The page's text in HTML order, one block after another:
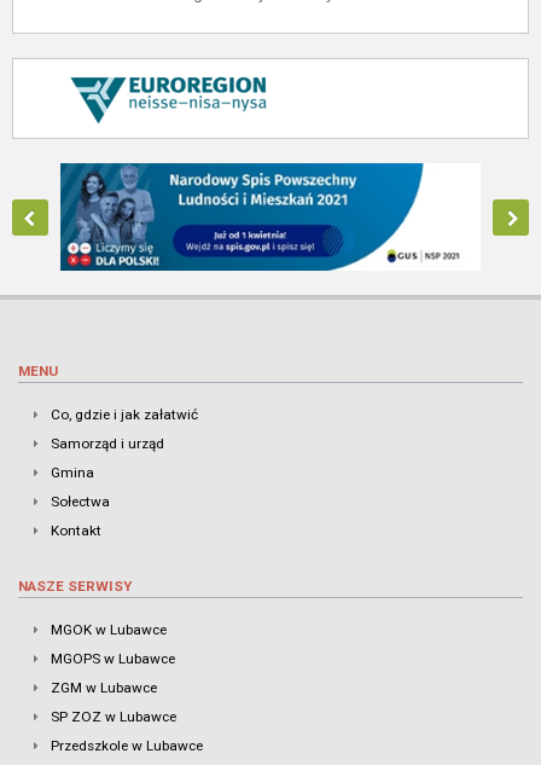
MENU
Co, gdzie i jak załatwić
Samorząd i urząd
Gmina
Sołectwa
Kontakt
NASZE SERWISY
MGOK w Lubawce
MGOPS w Lubawce
ZGM w Lubawce
SP ZOZ w Lubawce
Przedszkole w Lubawce